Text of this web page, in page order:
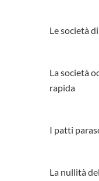
Le società
La società
rapida
I patti
La nullità